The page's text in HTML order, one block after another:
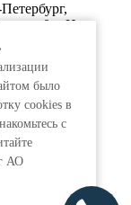
было
сookies в
с
АО
0+. Не